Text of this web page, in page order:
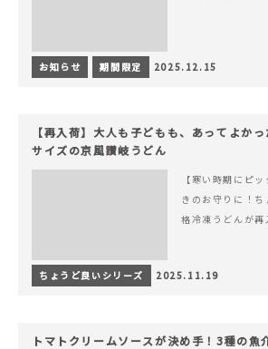
お知らせ 期間限定 2025.12.15
【再入荷】大人も子どもも、あってよか
サイズの京風讃岐うどん
【寒い時期にピ
きのお守りに！
格冷凍うどんが再
ちょうど良いシリーズ 2025.11.19
トマトクリームソースが決め手！3種の魚